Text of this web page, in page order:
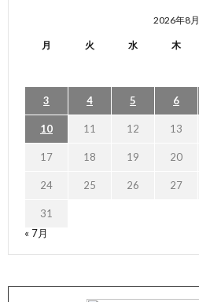
2026年8月
月 火 水 木
3 4 5 6
10 11 12 13
17 18 19 20
24 25 26 27
31
« 7月